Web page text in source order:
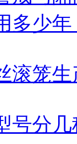
多少
滚笼
号分